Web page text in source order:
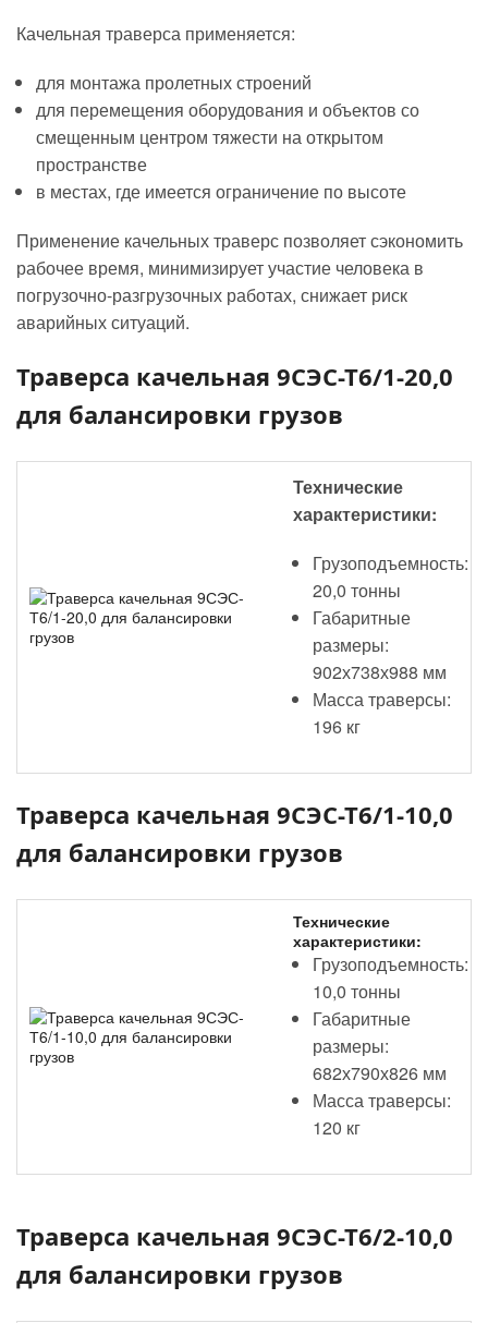
Качельная траверса применяется:
для монтажа пролетных строений
для перемещения оборудования и объектов со
смещенным центром тяжести на открытом
пространстве
в местах, где имеется ограничение по высоте
Применение качельных траверс позволяет сэкономить
рабочее время, минимизирует участие человека в
погрузочно-разгрузочных работах, снижает риск
аварийных ситуаций.
Траверса качельная 9СЭС-Т6/1-20,0
для балансировки грузов
Технические
характеристики:
Грузоподъемность:
20,0 тонны
Габаритные
размеры:
902х738х988 мм
Масса траверсы:
196 кг
Траверса качельная 9СЭС-Т6/1-10,0
для балансировки грузов
Технические
характеристики:
Грузоподъемность:
10,0 тонны
Габаритные
размеры:
682х790х826 мм
Масса траверсы:
120 кг
Траверса качельная 9СЭС-Т6/2-10,0
для балансировки грузов